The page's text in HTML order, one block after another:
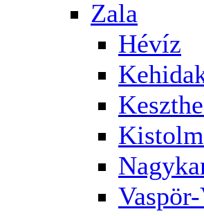
Zala
Hévíz